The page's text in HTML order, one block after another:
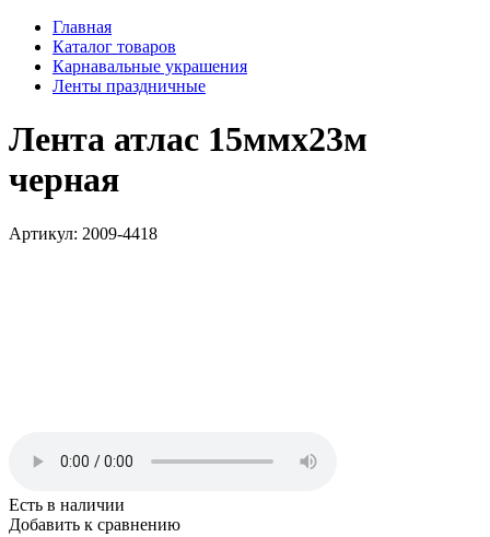
Главная
Каталог товаров
Карнавальные украшения
Ленты праздничные
Лента атлас 15ммх23м
черная
Артикул: 2009-4418
Есть в наличии
Добавить к сравнению